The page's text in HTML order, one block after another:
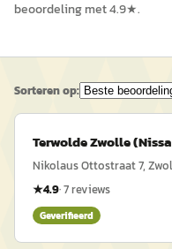
beoordeling met4.9★.
Sorteren op:
Terwolde Zwolle
Nikolaus Ottostraat 7,
★4.9·7reviews
Geverifieerd